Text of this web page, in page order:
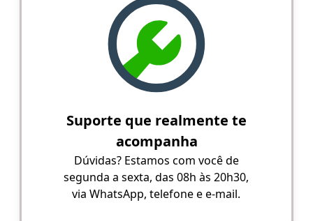
Suporte que realmente te
acompanha
Dúvidas? Estamos com você de
segunda a sexta, das 08h às 20h30,
via WhatsApp, telefone e e-mail.